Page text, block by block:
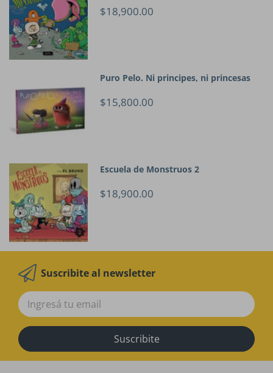
$18,900.00
Puro Pelo. Ni principes, ni princesas
$15,800.00
Escuela de Monstruos 2
$18,900.00
Suscribite al newsletter
Suscribite